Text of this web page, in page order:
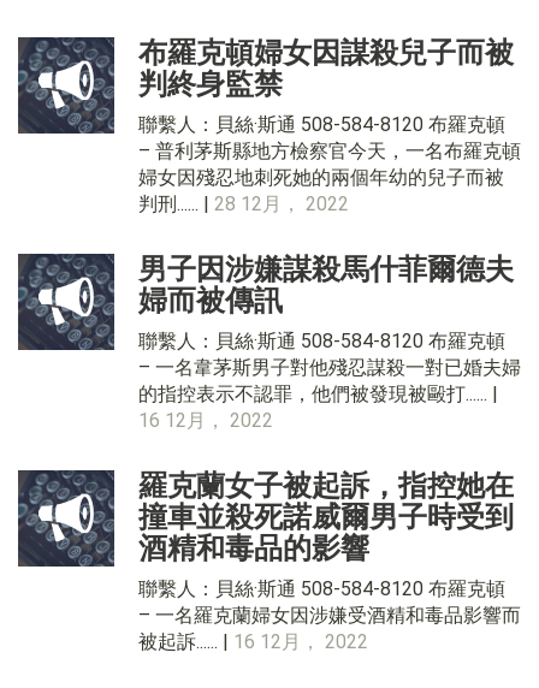
布羅克頓婦女因謀殺兒子而被
判終身監禁
聯繫人：貝絲·斯通 508-584-8120 布羅克頓
– 普利茅斯縣地方檢察官今天，一名布羅克頓
婦女因殘忍地刺死她的兩個年幼的兒子而被
判刑...... | 28 12月， 2022
男子因涉嫌謀殺馬什菲爾德夫
婦而被傳訊
聯繫人：貝絲·斯通 508-584-8120 布羅克頓
– 一名韋茅斯男子對他殘忍謀殺一對已婚夫婦
的指控表示不認罪，他們被發現被毆打...... |
16 12月， 2022
羅克蘭女子被起訴，指控她在
撞車並殺死諾威爾男子時受到
酒精和毒品的影響
聯繫人：貝絲·斯通 508-584-8120 布羅克頓
– 一名羅克蘭婦女因涉嫌受酒精和毒品影響而
被起訴...... | 16 12月， 2022